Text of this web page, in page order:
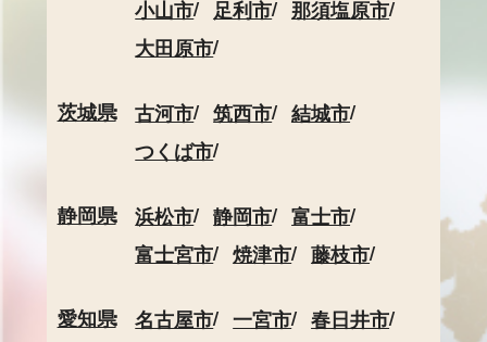
小山市 足利市
那須塩原市
大田原市
茨城県 古河市 筑西市
結城市
つくば市
静岡県 浜松市 静岡市
富士市
富士宮市
焼津市 藤枝市
愛知県 名古屋市 一宮市
春日井市